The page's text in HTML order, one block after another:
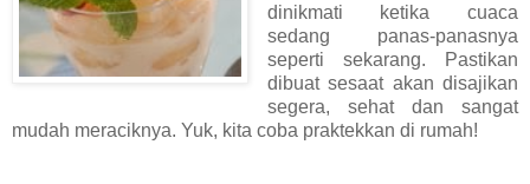
dinikmati ketika cuaca
sedang panas-panasnya
seperti sekarang. Pastikan
dibuat sesaat akan disajikan
segera, sehat dan sangat
mudah meraciknya. Yuk, kita coba praktekkan di rumah!